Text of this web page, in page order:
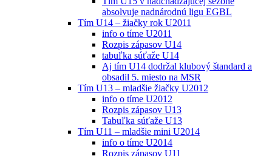
absolvuje nadnárodnú ligu EGBL
Tím U14 – žiačky rok U2011
info o tíme U2011
Rozpis zápasov U14
tabuľka súťaže U14
Aj tím U14 dodržal klubový štandard a
obsadil 5. miesto na MSR
Tím U13 – mladšie žiačky U2012
info o tíme U2012
Rozpis zápasov U13
Tabuľka súťaže U13
Tím U11 – mladšie mini U2014
info o tíme U2014
Rozpis zápasov U11